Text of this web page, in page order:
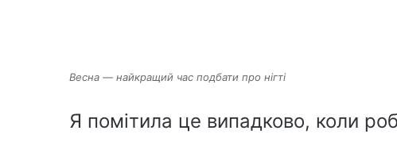
Весна — найкращий час подбати про нігті
Я помітила це випадково, коли